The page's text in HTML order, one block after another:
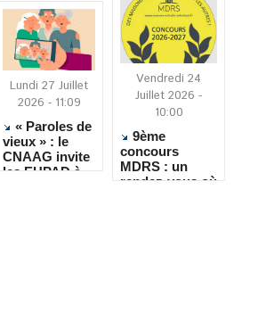
Lundi 27 Juillet
2026 - 11:09
« Paroles de
vieux » : le
CNAAG invite
les EHPAD à
Vendredi 24
Juillet 2026 -
10:00
9ème
concours
MDRS : un
rendez-vous où